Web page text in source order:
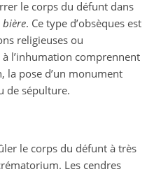
le corps du défunt dans
bière. Ce type d’obsèques est
religieuses ou
l’inhumation comprennent
la pose d’un monument
de sépulture.
le corps du défunt à très
Les cendres